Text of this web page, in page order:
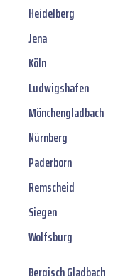
Heidelberg
Jena
Köln
Ludwigshafen
Mönchengladbach
Nürnberg
Paderborn
Remscheid
Siegen
Wolfsburg